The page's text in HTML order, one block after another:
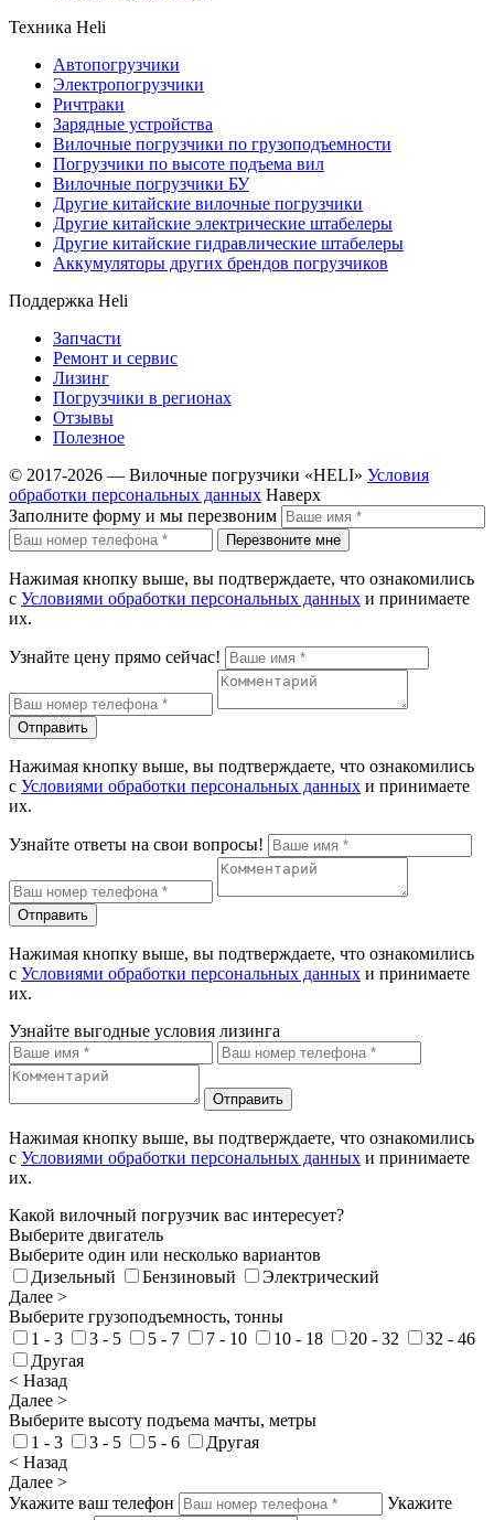
Техника Heli
Автопогрузчики
Электропогрузчики
Ричтраки
Зарядные устройства
Вилочные погрузчики по грузоподъемности
Погрузчики по высоте подъема вил
Вилочные погрузчики БУ
Другие китайские вилочные погрузчики
Другие китайские электрические штабелеры
Другие китайские гидравлические штабелеры
Аккумуляторы других брендов погрузчиков
Поддержка Heli
Запчасти
Ремонт и сервис
Лизинг
Погрузчики в регионах
Отзывы
Полезное
© 2017-2026 — Вилочные погрузчики «HELI» Условия
обработки персональных данных Наверх
Заполните форму и мы перезвоним
Перезвоните мне
Нажимая кнопку выше, вы подтверждаете, что ознакомились
с Условиями обработки персональных данных и принимаете
их.
Узнайте цену прямо сейчас!
Отправить
Нажимая кнопку выше, вы подтверждаете, что ознакомились
с Условиями обработки персональных данных и принимаете
их.
Узнайте ответы на свои вопросы!
Отправить
Нажимая кнопку выше, вы подтверждаете, что ознакомились
с Условиями обработки персональных данных и принимаете
их.
Узнайте выгодные условия лизинга
Отправить
Нажимая кнопку выше, вы подтверждаете, что ознакомились
с Условиями обработки персональных данных и принимаете
их.
Какой вилочный погрузчик вас интересует?
Выберите двигатель
Выберите один или несколько вариантов
Дизельный
Бензиновый
Электрический
Далее >
Выберите грузоподъемность, тонны
1 - 3
3 - 5 5 - 7 7 - 10 10 - 18 20 - 32
32 - 46
Другая
< Назад
Далее >
Выберите высоту подъема мачты, метры
1 - 3
3 - 5 5 - 6
Другая
< Назад
Далее >
Укажите ваш телефон
Укажите